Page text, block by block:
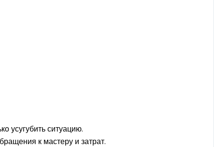
усугубить ситуацию.
к мастеру и затрат.